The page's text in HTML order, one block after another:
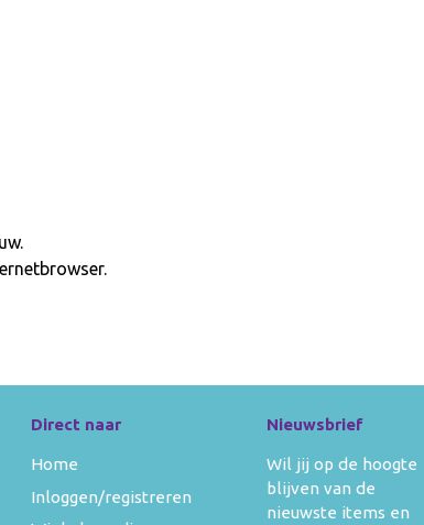
Direct naar
Home
Inloggen/registreren
Nieuwsbrief
Wil jij op de hoogte
blijven van de
nieuwste items en